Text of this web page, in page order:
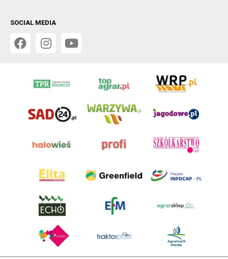
SOCIAL MEDIA